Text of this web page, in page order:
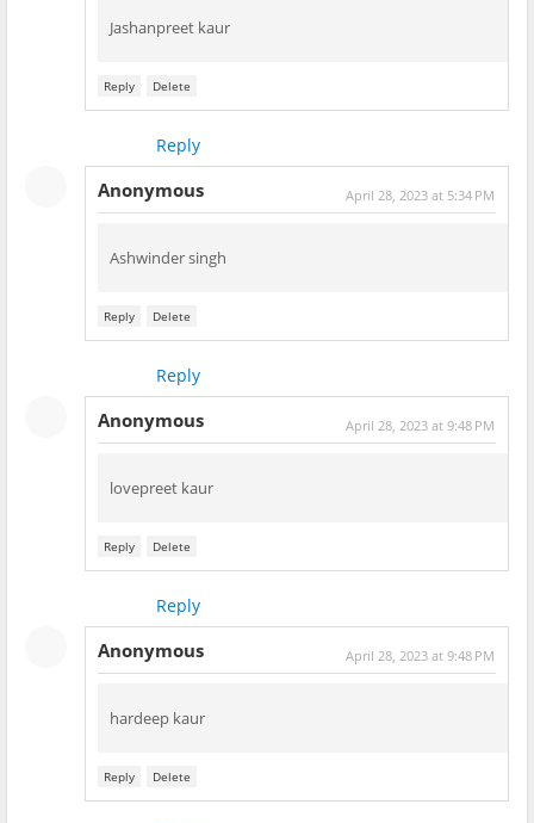
Jashanpreet kaur
Reply Delete
Reply
Anonymous April 28, 2023 at 5:34 PM
Ashwinder singh
Reply Delete
Reply
Anonymous April 28, 2023 at 9:48 PM
lovepreet kaur
Reply Delete
Reply
Anonymous April 28, 2023 at 9:48 PM
hardeep kaur
Reply Delete